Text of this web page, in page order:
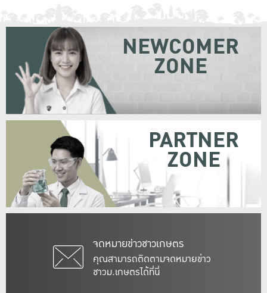
จดหมายข่าวชาวเกษตร
คุณสามารถติดตามจดหมายข่าว
ชาวม.เกษตรได้ที่นี่
NEWCOMER
ZONE
PARTNER
ZONE